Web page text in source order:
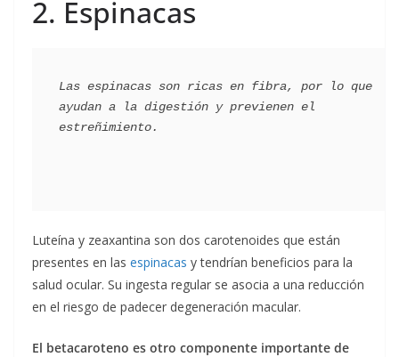
2. Espinacas
Las espinacas son ricas en fibra, por lo que
ayudan a la digestión y previenen el
Luteína y zeaxantina son dos carotenoides que están
presentes en las espinacas y tendrían beneficios para la
salud ocular. Su ingesta regular se asocia a una reducción
en el riesgo de padecer degeneración macular.
El betacaroteno es otro componente importante de